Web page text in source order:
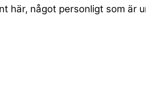
här, något personligt som är